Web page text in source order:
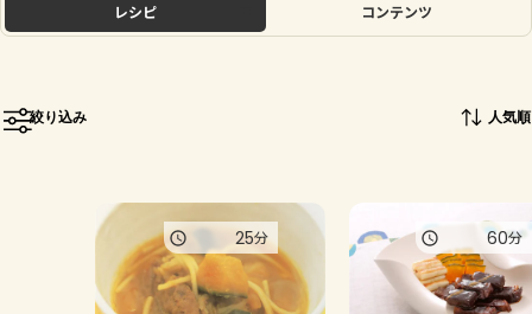
ホーム
トーク
よくあるお問い合わせ
きゅうり なす トマト とうもろこし
ピーマン
レシピ コンテンツ
絞り込み 人気順
25分 60分